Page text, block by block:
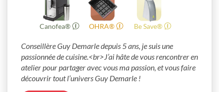
Canofea® OHRA® Be Save®
Conseillère Guy Demarle depuis 5 ans, je suis une
passionnée de cuisine.<br>J’ai hâte de vous rencontrer en
atelier pour partager avec vous ma passion, et vous faire
découvrir tout l’univers Guy Demarle !